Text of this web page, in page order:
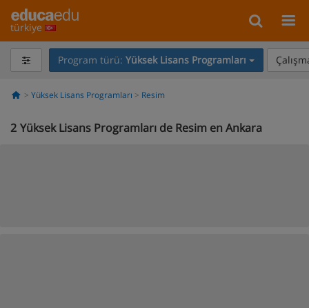
türkiye
Program türü: Yüksek Lisans Programları
Yüksek Lisans Programları Resim
2 Yüksek Lisans Programları de Resim en Ankara